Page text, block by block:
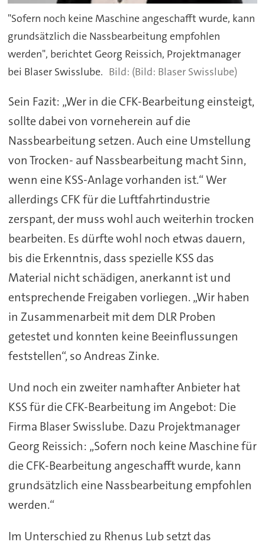
"Sofern noch keine Maschine angeschafft wurde, kann
grundsätzlich die Nassbearbeitung empfohlen
werden", berichtet Georg Reissich, Projektmanager
bei Blaser Swisslube.
(Bild: Blaser Swisslube)
Sein Fazit: „Wer in die CFK-Bearbeitung einsteigt,
sollte dabei von vorneherein auf die
Nassbearbeitung setzen. Auch eine Umstellung
von Trocken- auf Nassbearbeitung macht Sinn,
wenn eine KSS-Anlage vorhanden ist.“ Wer
allerdings CFK für die Luftfahrtindustrie
zerspant, der muss wohl auch weiterhin trocken
bearbeiten. Es dürfte wohl noch etwas dauern,
bis die Erkenntnis, dass spezielle KSS das
Material nicht schädigen, anerkannt ist und
entsprechende Freigaben vorliegen. „Wir haben
in Zusammenarbeit mit dem DLR Proben
getestet und konnten keine Beeinflussungen
feststellen“, so Andreas Zinke.
Und noch ein zweiter namhafter Anbieter hat
KSS für die CFK-Bearbeitung im Angebot: Die
Firma Blaser Swisslube. Dazu Projektmanager
Georg Reissich: „Sofern noch keine Maschine für
die CFK-Bearbeitung angeschafft wurde, kann
grundsätzlich eine Nassbearbeitung empfohlen
werden.“
Im Unterschied zu Rhenus Lub setzt das